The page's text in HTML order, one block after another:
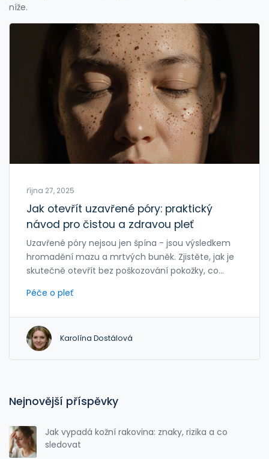
níže.
října 27, 2025
Jak otevřít uzavřené póry: praktický
návod pro čistou a zdravou pleť
Uzavřené póry nejsou jen špína - jsou výsledkem
hromadění mazu a mrtvých buněk. Zjistěte, jak je
skutečně otevřít bez poškozování pokožky, co
výsledek.
Péče o pleť
Karolína Dostálová
Nejnovější příspěvky
Jak vypadá kožní rakovina: znaky, rizika a co
sledovat